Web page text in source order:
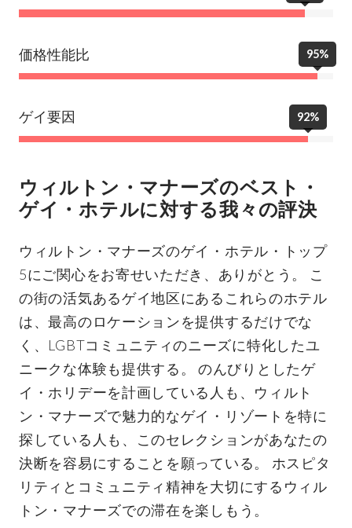
価格性能比 95%
ゲイ要因 92%
ウィルトン・マナーズのベスト・
ゲイ・ホテルに対する我々の評決
ウィルトン・マナーズのゲイ・ホテル・トップ
5にご関心をお寄せいただき、ありがとう。 こ
の街の活気あるゲイ地区にあるこれらのホテル
は、最高のロケーションを提供するだけでな
く、LGBTコミュニティのニーズに特化したユ
ニークな体験も提供する。 のんびりとしたゲ
イ・ホリデーを計画している人も、ウィルト
ン・マナーズで魅力的なゲイ・リゾートを特に
探している人も、このセレクションがあなたの
決断を容易にすることを願っている。 ホスピタ
リティとコミュニティ精神を大切にするウィル
トン・マナーズでの滞在を楽しもう。